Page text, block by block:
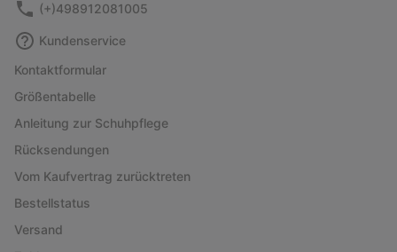
(+)498912081005
Kundenservice
Kontaktformular
Größentabelle
Anleitung zur Schuhpflege
Rücksendungen
Vom Kaufvertrag zurücktreten
Bestellstatus
Versand